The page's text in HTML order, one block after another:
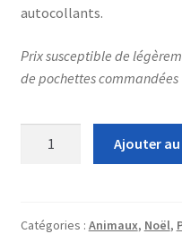
autocollants.
Prix susceptible de
de pochettes commandées
(pour
Ajouter
Catégories : Animaux, Noël,